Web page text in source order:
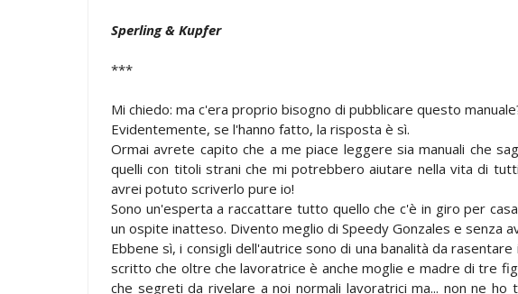
Sperling & Kupfer
***
Mi chiedo: ma c'era proprio bisogno di pubblicare questo
Evidentemente, se l'hanno fatto, la risposta è sì.
Ormai avrete capito che a me piace leggere sia manuali che
quelli con titoli strani che mi potrebbero aiutare nella vita di
avrei potuto scriverlo pure io!
Sono un'esperta a raccattare tutto quello che c'è in giro per
un ospite inatteso. Divento meglio di Speedy Gonzales e senza
Ebbene sì, i consigli dell'autrice sono di una banalità da
scritto che oltre che lavoratrice è anche moglie e madre di tre
che segreti da rivelare a noi normali lavoratrici ma... non ne ho